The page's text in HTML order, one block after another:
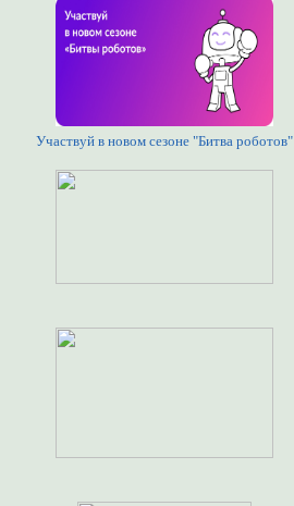
Участвуй в новом сезоне "Битва роботов"